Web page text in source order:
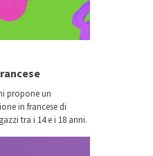
propone un
in francese di
tra i 14 e i 18 anni.